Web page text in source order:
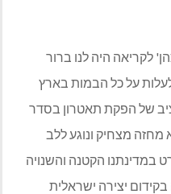
לקריאה היה לנו ברור
על כל הבמות בארץ
של הפקת תאטרון בסדר
מחזה מצחיק ונוגע ללב
במדינתנו הקטנה והשנויה
יצירה ישראלית